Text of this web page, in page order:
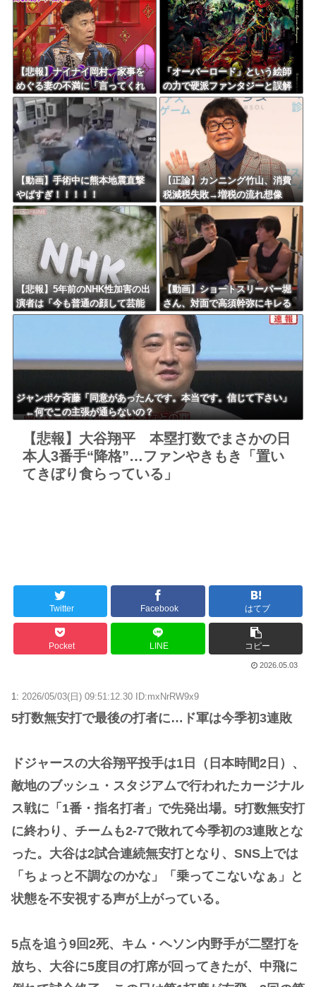
Powered by livedoor 相互RSS
【悲報】ナイナイ岡村、家事を
めぐる妻の不満に「言ってくれ
たら済む話やん」になるみ「バ
イトやったらクビやで」説教受
け黙り込む
「オーバーロード」という絵師
の力で硬派ファンタジーと誤解
させ人気出たなろう作品ｗｗｗ
ｗｗｗｗｗｗ
【動画】手術中に熊本地震直撃
やばすぎ！！！！！
【正論】カンニング竹山、消費
税減税失敗→増税の流れ想像
「次誰が総理やりたいと思いま
す？」
【悲報】5年前のNHK性加害の出
演者は「今も普通の顔して芸能
活動してる」ネット「受信料を
取るくらいなら詳細を伝えよ」
【動画】ショートスリーパー堀
さん、対面で高須幹弥にキレる
ｗｗｗｗｗｗｗｗｗ
ジャンポケ斉藤「同意があったんです。本当です。信じて下さい」
←何でこの主張が通らないの？
【悲報】大谷翔平 本塁打数でまさかの日
本人3番手“降格”…ファンやきもき「置い
てきぼり食らっている」
Twitter Facebook はてブ
Pocket LINE コピー
2026.05.03
1: 2026/05/03(日) 09:51:12.30 ID:mxNrRW9x9
5打数無安打で最後の打者に…ド軍は今季初3連敗
ドジャースの大谷翔平投手は1日（日本時間2日）、
敵地のブッシュ・スタジアムで行われたカージナル
ス戦に「1番・指名打者」で先発出場。5打数無安打
に終わり、チームも2-7で敗れて今季初の3連敗とな
った。大谷は2試合連続無安打となり、SNS上では
「ちょっと不調なのかな」「乗ってこないなぁ」と
状態を不安視する声が上がっている。
5点を追う9回2死、キム・ヘソン内野手が二塁打を
放ち、大谷に5度目の打席が回ってきたが、中飛に